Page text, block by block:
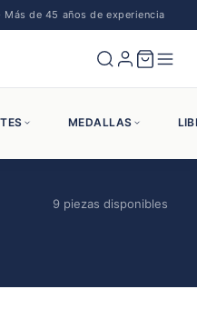
Más de 45 años de experiencia
MEDALLAS
9 piezas disponibles